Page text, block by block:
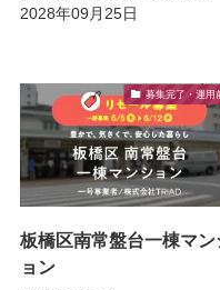
2028年09月25日
募集完了・運用
板橋区南常盤台一棟マン
ョン